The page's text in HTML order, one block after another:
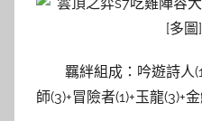
羈絆組成：吟遊詩人
師(3)+冒險者(1)+玉龍(3)+